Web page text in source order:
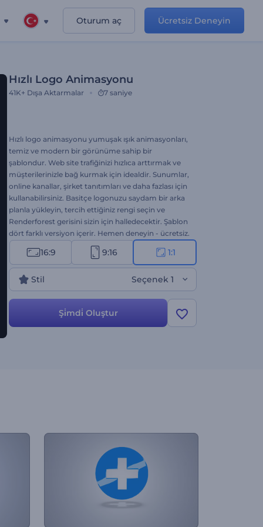
Oturum aç Ücretsiz Deneyin
Hızlı Logo Animasyonu
41K+ Dışa Aktarmalar 7 saniye
Hızlı logo animasyonu yumuşak ışık animasyonları,
temiz ve modern bir görünüme sahip bir
şablondur. Web site trafiğinizi hızlıca arttırmak ve
müşterilerinizle bağ kurmak için idealdir. Sunumlar,
online kanallar, şirket tanıtımları ve daha fazlası için
kullanabilirsiniz. Basitçe logonuzu saydam bir arka
planla yükleyin, tercih ettiğiniz rengi seçin ve
Renderforest gerisini sizin için halledecektir. Şablon
dört farklı versiyon içerir. Hemen deneyin - ücretsiz.
16:9 9:16 1:1
Stil Seçenek 1
Şi̇mdi̇ Oluştur